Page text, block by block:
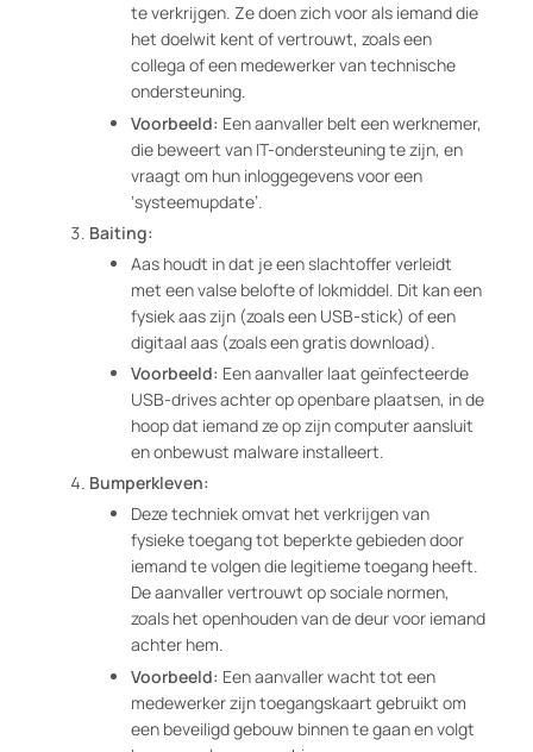
te verkrijgen. Ze doen zich voor als iemand die
het doelwit kent of vertrouwt, zoals een
collega of een medewerker van technische
ondersteuning.
Voorbeeld: Een aanvaller belt een werknemer,
die beweert van IT-ondersteuning te zijn, en
vraagt om hun inloggegevens voor een
‘systeemupdate’.
Baiting:
Aas houdt in dat je een slachtoffer verleidt
met een valse belofte of lokmiddel. Dit kan een
fysiek aas zijn (zoals een USB-stick) of een
digitaal aas (zoals een gratis download).
Voorbeeld: Een aanvaller laat geïnfecteerde
USB-drives achter op openbare plaatsen, in de
hoop dat iemand ze op zijn computer aansluit
en onbewust malware installeert.
Bumperkleven:
Deze techniek omvat het verkrijgen van
fysieke toegang tot beperkte gebieden door
iemand te volgen die legitieme toegang heeft.
De aanvaller vertrouwt op sociale normen,
zoals het openhouden van de deur voor iemand
achter hem.
Voorbeeld: Een aanvaller wacht tot een
medewerker zijn toegangskaart gebruikt om
een beveiligd gebouw binnen te gaan en volgt